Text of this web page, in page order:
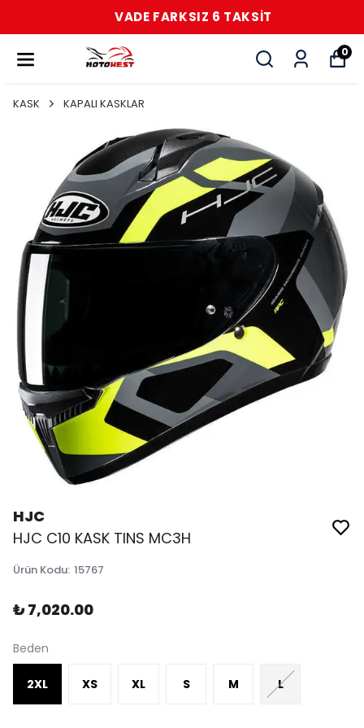
VADE FARKSIZ 6 TAKSİT
0
KASK KAPALI KASKLAR
HJC
HJC C10 KASK TINS MC3H
Ürün Kodu: 15767
₺ 7,020.00
Beden
2XL XS XL S M L